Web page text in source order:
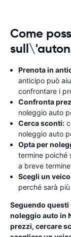
Come
Prenota in
anticipo può
confrontare i
Confronta
noleggio auto
Cerca sconti:
noleggio auto
Opta per
termine poiché
a breve
Scegli un
perché sarà
Seguendo
noleggio auto in
prezzi, cercare